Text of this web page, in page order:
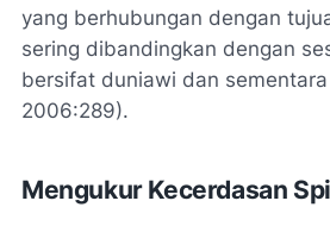
yang berhubungan dengan
sering dibandingkan dengan
bersifat duniawi dan
2006:289).
Mengukur Kecerdasan